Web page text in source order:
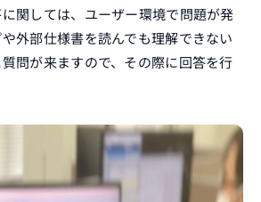
関しては、ユーザー環境で問題が発
外部仕様書を読んでも理解できない
問が来ますので、その際に回答を行